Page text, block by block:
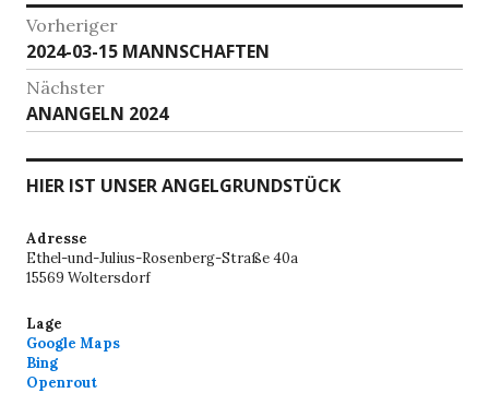
Beitragsnavigation
Vorheriger
Vorheriger
Beitrag:
2024-03-15 MANNSCHAFTEN
Nächster
Nächster
Beitrag:
ANANGELN 2024
HIER IST UNSER ANGELGRUNDSTÜCK
Adresse
Ethel-und-Julius-Rosenberg-Straße 40a
15569 Woltersdorf
Lage
Google Maps
Bing
Openrout